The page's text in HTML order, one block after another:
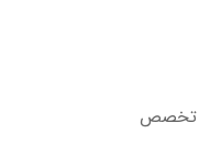
تخصص